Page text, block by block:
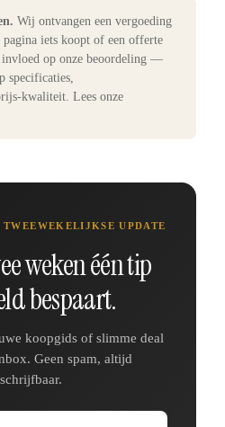
Wij ontvangen een vergoeding
iets koopt of een offerte
invloed op onze beoordeling —
specificaties,
kwaliteit. Lees onze
UPDATE
weken één tip
bespaart.
koopgids of slimme deal
Geen spam, altijd